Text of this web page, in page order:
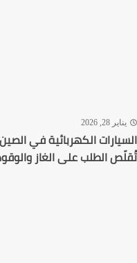
28, 2026
الكهربائية في الصين
الطلب على الغاز والوقود